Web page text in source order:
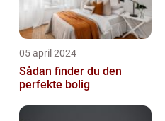
05 april 2024
Sådan finder du den
perfekte bolig